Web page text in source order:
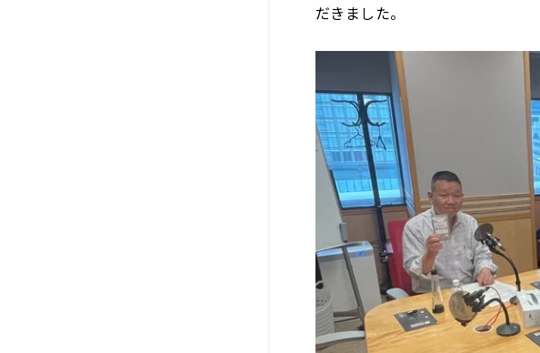
だきました。